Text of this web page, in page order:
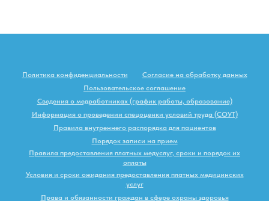
Политика конфиденциальности
Согласие на обработку данных
Пользовательское соглашение
Сведения о медработниках (график работы, образование)
Информация о проведении спецоценки условий труда (СОУТ)
Правила внутреннего распорядка для пациентов
Порядок записи на прием
Правила предоставления платных медуслуг, сроки и порядок их
оплаты
Условия и сроки ожидания предоставления платных медицинских
услуг
Права и обязанности граждан в сфере охраны здоровья